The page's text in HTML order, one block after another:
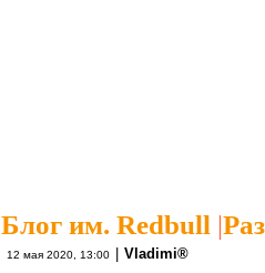
Блог им. Redbull |
12 мая 2020, 13:00 | Vlаdimi®